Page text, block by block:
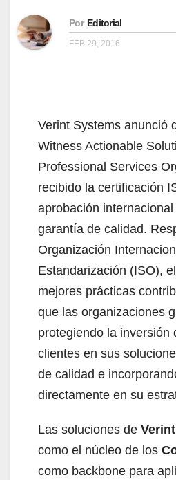
Por Editorial
FEB 29, 2016
Verint Systems anunció
Witness Actionable
Professional Services
recibido la certificación
aprobación
garantía de calidad.
Organización
Estandarización (ISO),
mejores prácticas
que las organizaciones
protegiendo la inversión
clientes en sus
de calidad e
directamente en su
Las soluciones de Verint
como el núcleo de los
como backbone para